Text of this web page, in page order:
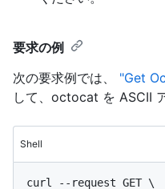
要求の例
次の要求例では、 "Get
して、octocat を ASCII
Shell
curl --request GET \